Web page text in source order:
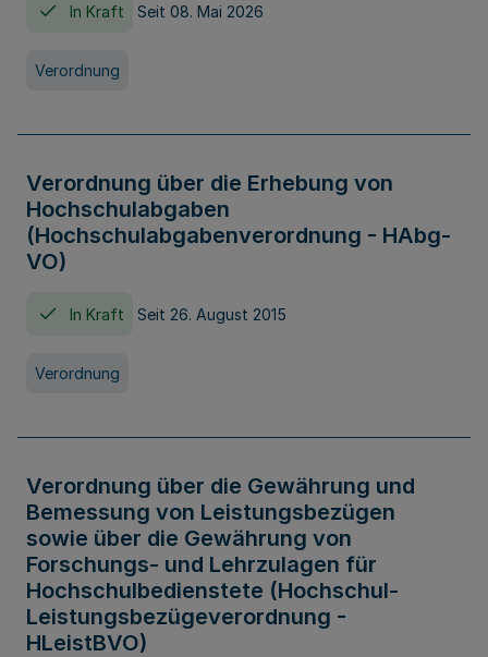
In Kraft Seit 08. Mai 2026
Verordnung
Verordnung über die Erhebung von
Hochschulabgaben
(Hochschulabgabenverordnung - HAbg-
VO)
In Kraft Seit 26. August 2015
Verordnung
Verordnung über die Gewährung und
Bemessung von Leistungsbezügen
sowie über die Gewährung von
Forschungs- und Lehrzulagen für
Hochschulbedienstete (Hochschul-
Leistungsbezügeverordnung -
HLeistBVO)